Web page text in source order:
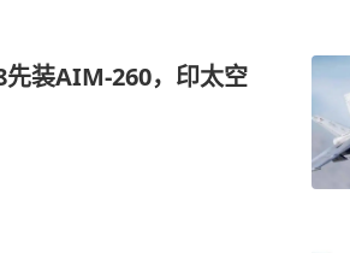
装AIM-260，印太空